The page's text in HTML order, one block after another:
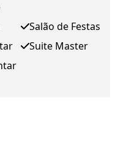
Salão de Festas
Suite Master